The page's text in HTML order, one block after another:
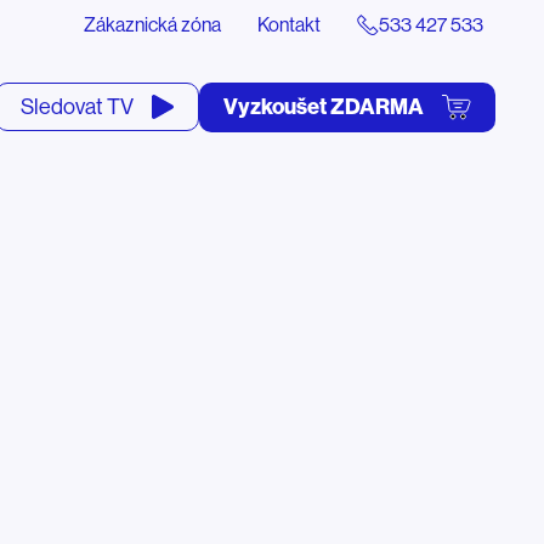
Zákaznická zóna Kontakt 533 427 533
Sledovat TV Vyzkoušet ZDARMA